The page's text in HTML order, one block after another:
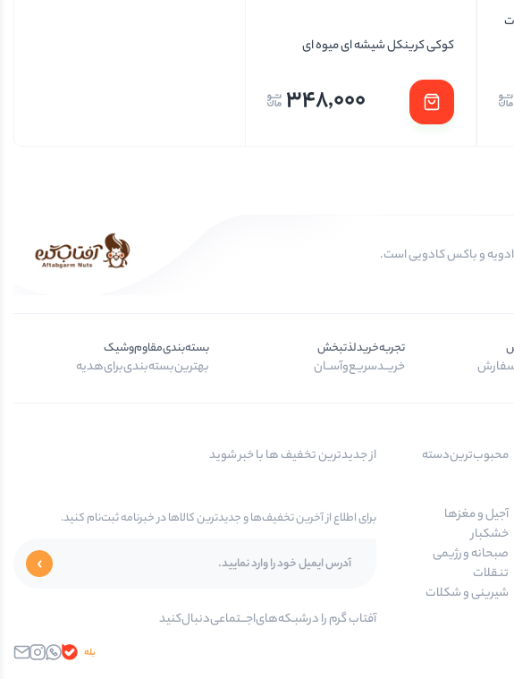
کوکی کرینکل شیشه ای میوه ای
348,000
تجربه‌خرید‌لذتبخش
خریــد‌سریـع‌و‌آســان
بسته‌بندی‌مقاوم‌وشیک
بهترین‌بسته‌بندی‌برای‌هدیه
محبوب‌ترین‌دسته‌
آجیل و مغزها
خشکبار
صبحانه و رژیمی
تنقلات
شیرینی و شکلات
از جدیدترین تخفیف ها با خبر شوید
برای اطلاع از آخرین تخفیف‌ها و جدیدترین کالاها در خبرنامه ثبت‌نام کنید.
آفتاب گرم را در‌‌شبـکه‌های‌اجـــتماعی‌دنبال‌کنید
بلهواتساپ
اینستاگرامایمیل